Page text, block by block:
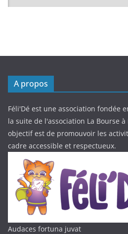
A propos
Féli'Dé est une association fondée
la suite de l'association La Bourse à
objectif est de promouvoir les
cadre accessible et respectueux.
Audaces fortuna juvat